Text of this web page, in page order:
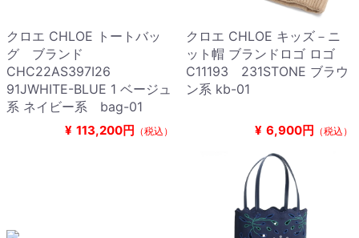
クロエ CHLOE トートバッ
グ ブランド
CHC22AS397I26
91JWHITE-BLUE 1 ベージュ
系 ネイビー系 bag-01
¥ 113,200円 （税込）
クロエ CHLOE キッズ－ニ
ット帽 ブランドロゴ ロゴ
C11193 231STONE ブラウ
ン系 kb-01
¥ 6,900円 （税込）